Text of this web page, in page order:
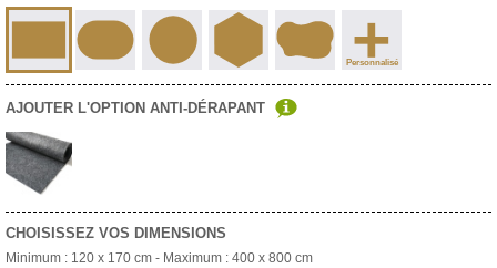
+
Personnalisé
AJOUTER L'OPTION ANTI-DÉRAPANT
CHOISISSEZ VOS DIMENSIONS
Minimum : 120 x 170 cm - Maximum : 400 x 800 cm